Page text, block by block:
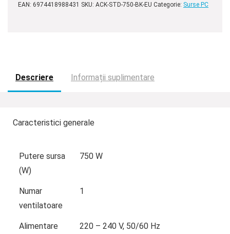
EAN: 6974418988431 SKU: ACK-STD-750-BK-EU Categorie: Surse PC
Descriere Informații suplimentare
Caracteristici generale
Putere sursa
(W)
750 W
Numar
ventilatoare
1
Alimentare 220 – 240 V, 50/60 Hz